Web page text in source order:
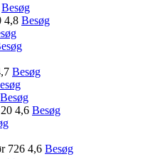
Besøg
4,8 Besøg
Besøg
Besøg
4,6 Besøg
726 4,6 Besøg